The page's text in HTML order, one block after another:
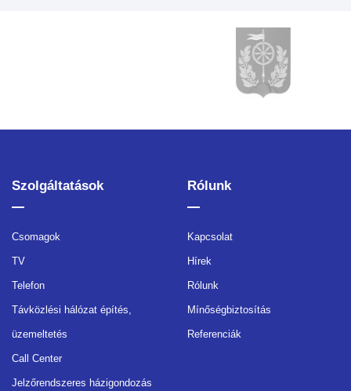
Szolgáltatások
Csomagok
TV
Telefon
Távközlési hálózat építés,
üzemeltetés
Call Center
Jelzőrendszeres házigondozás
Rólunk
Kapcsolat
Hírek
Rólunk
Mínőségbiztosítás
Referenciák